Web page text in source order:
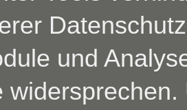
und
widersprechen.